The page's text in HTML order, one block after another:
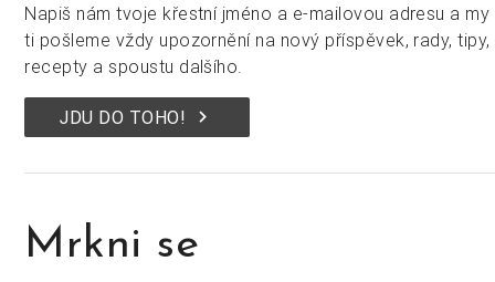
Napiš nám tvoje křestní jméno a e-mailovou adresu a my
ti pošleme vždy upozornění na nový příspěvek, rady, tipy,
recepty a spoustu dalšího.
keyboard_arrow_right
JDU DO TOHO!
Mrkni se